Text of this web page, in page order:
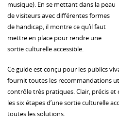
musique). En se mettant dans la peau
de visiteurs avec différentes formes
de handicap, il montre ce qu’il faut
mettre en place pour rendre une
sortie culturelle accessible.
Ce guide est conçu pour les publics
fournit toutes les recommandations
contrôle très pratiques. Clair, précis
les six étapes d’une sortie culturelle
toutes les solutions.